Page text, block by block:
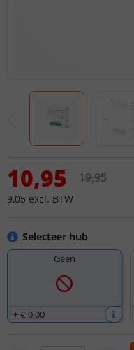
Selecteer hub
Geen
+€ 0,00
10,95
9,05 excl. BTW
19,95